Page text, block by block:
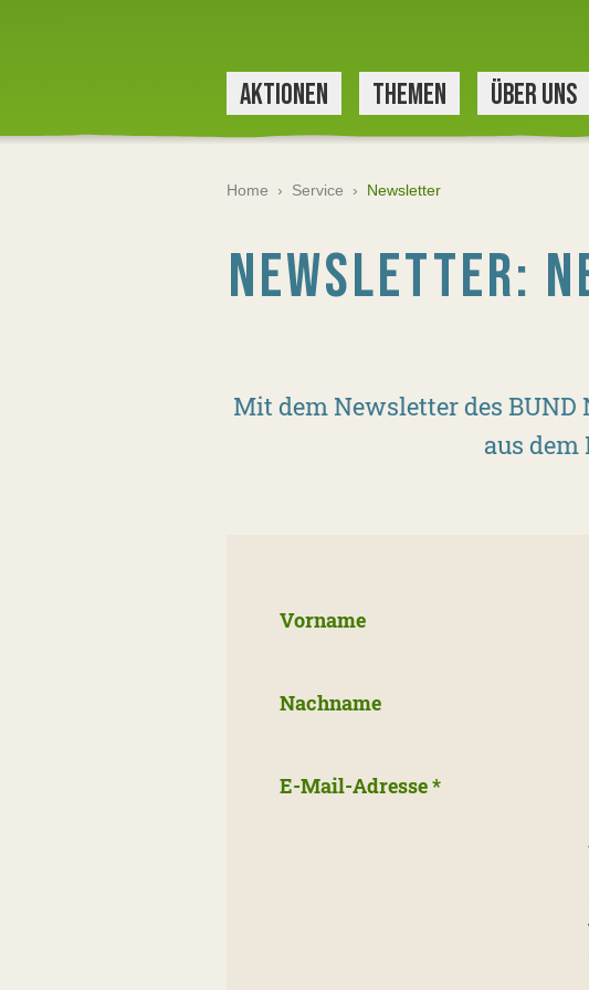
AKTIONEN THEMEN ÜBER UNS
Home › Service › Newsletter
NEWSLETTER:
Mit dem Newsletter des
aus
Vorname
Nachname
E-Mail-Adresse*